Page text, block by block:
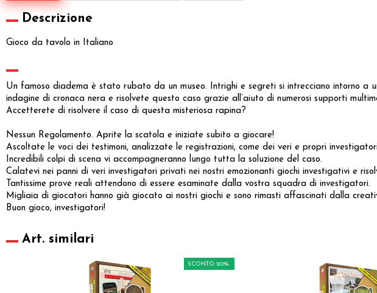
Descrizione
Gioco da tavolo in Italiano
Un famoso diadema è stato rubato da un museo. Intrighi e segreti si intrecciano intorno
indagine di cronaca nera e risolvete questo caso grazie all’aiuto di numerosi supporti
Accetterete di risolvere il caso di questa misteriosa rapina?
Nessun Regolamento. Aprite la scatola e iniziate subito a giocare!
Ascoltate le voci dei testimoni, analizzate le registrazioni, come dei veri e propri
Incredibili colpi di scena vi accompagneranno lungo tutta la soluzione del caso.
Calatevi nei panni di veri investigatori privati nei nostri emozionanti giochi investigativi e
Tantissime prove reali attendono di essere esaminate dalla vostra squadra di investigatori.
Migliaia di giocatori hanno già giocato ai nostri giochi e sono rimasti affascinati dalla
Buon gioco, investigatori!
Art. similari
SCONTO 20%